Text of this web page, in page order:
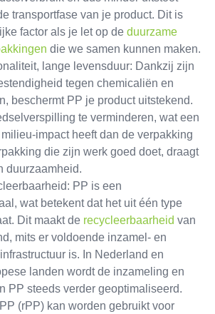
transportfase van je product. Dit is
factor als je let op de duurzame
die we samen kunnen maken.
lange levensduur: Dankzij zijn
tegen chemicaliën en
beschermt PP je product uitstekend.
te verminderen, wat een
impact heeft dan de verpakking
die zijn werk goed doet, draagt
duurzaamheid.
PP is een
wat betekent dat het uit één type
Dit maakt de recycleerbaarheid van
mits er voldoende inzamel- en
is. In Nederland en
landen wordt de inzameling en
PP steeds verder geoptimaliseerd.
(rPP) kan worden gebruikt voor